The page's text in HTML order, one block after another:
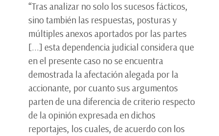
“Tras analizar no solo los sucesos fácticos,
sino también las respuestas, posturas y
múltiples anexos aportados por las partes
[...] esta dependencia judicial considera que
en el presente caso no se encuentra
demostrada la afectación alegada por la
accionante, por cuanto sus argumentos
parten de una diferencia de criterio respecto
de la opinión expresada en dichos
reportajes, los cuales, de acuerdo con los